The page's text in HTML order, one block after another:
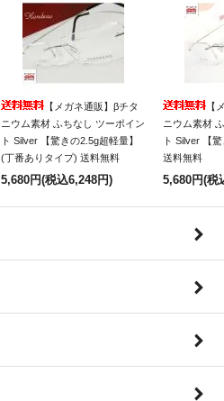
【メガネ通販】βチタ
ニウム素材 ふちなし ツーポイン
ト Silver 【驚きの2.5g超軽量】
(丁番ありタイプ) 送料無料
5,680円(税込6,248円)
【
ニウム素材
ト Silver 【
送料無料
5,680円(税